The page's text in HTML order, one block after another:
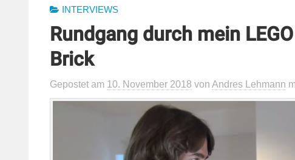
INTERVIEWS
Rundgang durch mein
Brick
Gepostet am 10. November 2018 von Andres Lehmann